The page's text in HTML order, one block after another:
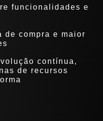
funcionalidades e
de compra e maior
contínua,
de recursos